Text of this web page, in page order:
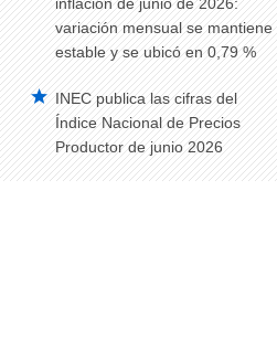
Siniestros de Tránsito
Siniestros de tránsito trimestral
Vehículos Matriculados – Serie Histórica
2008-2014
Construcción
variación mensual se mantiene
estable y se ubicó en 0,79 %
INEC publica las cifras del
Índice Nacional de Precios
Productor de junio 2026